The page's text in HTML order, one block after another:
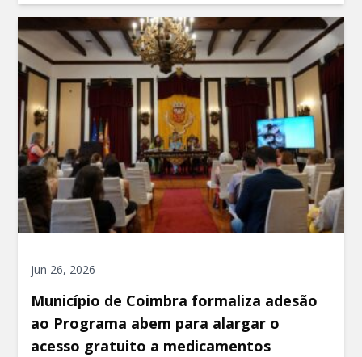
jun 26, 2026
Município de Coimbra formaliza adesão
ao Programa abem para alargar o
acesso gratuito a medicamentos